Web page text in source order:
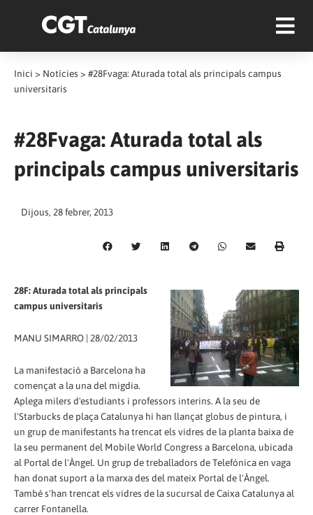
Inici > Notícies > #28Fvaga: Aturada total als principals campus
universitaris
#28Fvaga: Aturada total als
principals campus universitaris
Dijous, 28 febrer, 2013
28F: Aturada total als principals
campus universitaris
MANU SIMARRO | 28/02/2013
La manifestació a Barcelona ha
començat a la una del migdia.
Aplega milers d'estudiants i professors interins. A la seu de
l'Starbucks de plaça Catalunya hi han llançat globus de pintura, i
un grup de manifestants ha trencat els vidres de la planta baixa de
la seu permanent del Mobile World Congress a Barcelona, ubicada
al Portal de l'Àngel. Un grup de treballadors de Telefónica en vaga
han donat suport a la marxa des del mateix Portal de l'Àngel.
També s'han trencat els vidres de la sucursal de Caixa Catalunya al
carrer Fontanella.